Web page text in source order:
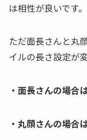
は相性が良いです。
ただ面長さんと丸
イルの長さ設定が
・面長さんの場合
・丸顔さんの場合